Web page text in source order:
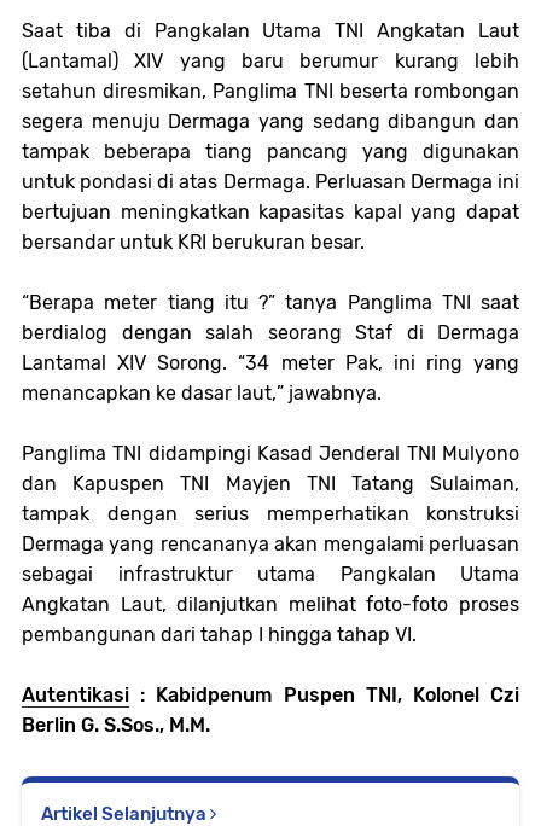
Saat tiba di Pangkalan Utama TNI Angkatan Laut
(Lantamal) XIV yang baru berumur kurang lebih
setahun diresmikan, Panglima TNI beserta rombongan
segera menuju Dermaga yang sedang dibangun dan
tampak beberapa tiang pancang yang digunakan
untuk pondasi di atas Dermaga. Perluasan Dermaga ini
bertujuan meningkatkan kapasitas kapal yang dapat
bersandar untuk KRI berukuran besar.
“Berapa meter tiang itu ?” tanya Panglima TNI saat
berdialog dengan salah seorang Staf di Dermaga
Lantamal XIV Sorong. “34 meter Pak, ini ring yang
menancapkan ke dasar laut,” jawabnya.
Panglima TNI didampingi Kasad Jenderal TNI Mulyono
dan Kapuspen TNI Mayjen TNI Tatang Sulaiman,
tampak dengan serius memperhatikan konstruksi
Dermaga yang rencananya akan mengalami perluasan
sebagai infrastruktur utama Pangkalan Utama
Angkatan Laut, dilanjutkan melihat foto-foto proses
pembangunan dari tahap I hingga tahap VI.
Autentikasi : Kabidpenum Puspen TNI, Kolonel Czi
Berlin G. S.Sos., M.M.
Artikel Selanjutnya